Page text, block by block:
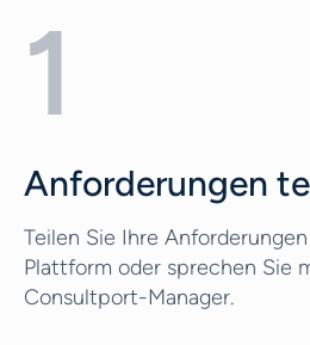
1
Anforderungen
Teilen Sie Ihre
Plattform oder sprechen Sie
Consultport-Manager.